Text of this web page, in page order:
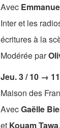
Avec
Inter et les
écritures à la
Modérée par
Jeu. 3 / 10 →
Maison des
AvecGaëlle
et Kouam Tawa